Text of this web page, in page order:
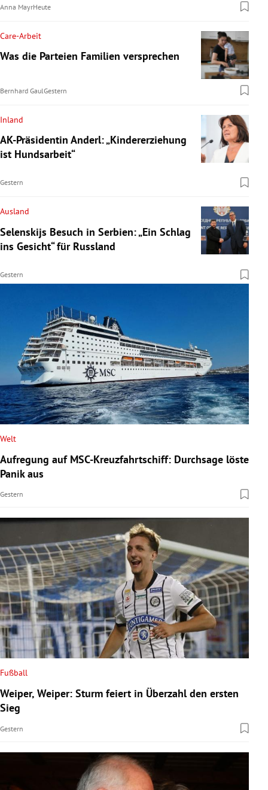
Anna MayrHeute
Care-Arbeit
Was die Parteien Familien versprechen
Bernhard GaulGestern
Inland
AK-Präsidentin Anderl: „Kindererziehung
ist Hundsarbeit“
Gestern
Ausland
Selenskijs Besuch in Serbien: „Ein Schlag
ins Gesicht“ für Russland
Gestern
Welt
Aufregung auf MSC-Kreuzfahrtschiff: Durchsage löste
Panik aus
Gestern
Fußball
Weiper, Weiper: Sturm feiert in Überzahl den ersten
Sieg
Gestern